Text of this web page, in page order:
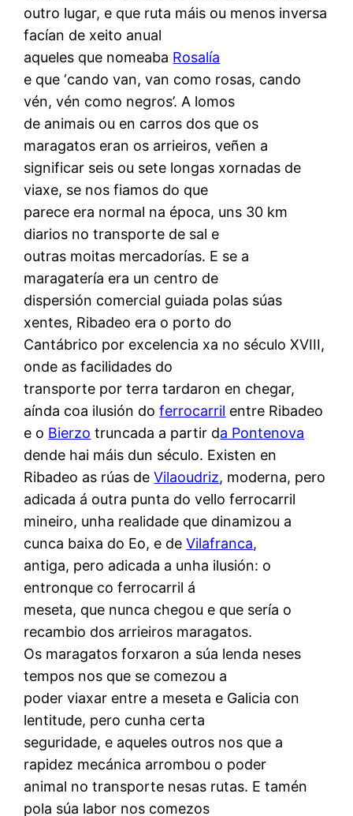
outro lugar, e que ruta máis ou menos inversa
facían de xeito anual
aqueles que nomeaba Rosalía
e que ‘cando van, van como rosas, cando
vén, vén como negros’. A lomos
de animais ou en carros dos que os
maragatos eran os arrieiros, veñen a
significar seis ou sete longas xornadas de
viaxe, se nos fiamos do que
parece era normal na época, uns 30 km
diarios no transporte de sal e
outras moitas mercadorías. E se a
maragatería era un centro de
dispersión comercial guiada polas súas
xentes, Ribadeo era o porto do
Cantábrico por excelencia xa no século XVIII,
onde as facilidades do
transporte por terra tardaron en chegar,
aínda coa ilusión doferrocarril entre Ribadeo
e o Bierzo truncada a partir da Pontenova
dende hai máis dun século. Existen en
Ribadeo as rúas deVilaoudriz, moderna, pero
adicada á outra punta do vello ferrocarril
mineiro, unha realidade que dinamizou a
cunca baixa do Eo, e deVilafranca,
antiga, pero adicada a unha ilusión: o
entronque co ferrocarril á
meseta, que nunca chegou e que sería o
recambio dos arrieiros maragatos.
Os maragatos forxaron a súa lenda neses
tempos nos que se comezou a
poder viaxar entre a meseta e Galicia con
lentitude, pero cunha certa
seguridade, e aqueles outros nos que a
rapidez mecánica arrombou o poder
animal no transporte nesas rutas. E tamén
pola súa labor nos comezos